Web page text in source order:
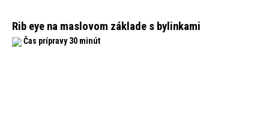
Rib eye na maslovom základe s bylinkami
Čas prípravy 30 minút